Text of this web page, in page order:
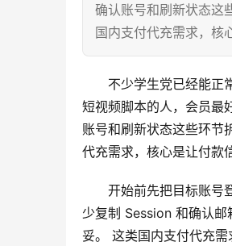
确认账号和刷新状态这
国内支付代充需求，核
不少学生党已经能正
短视频脚本的人，会员最
账号和刷新状态这些环节
代充需求，核心是让付款
开始前先把目标账号
少复制 Session 和确认
妥。 这类国内支付代充需